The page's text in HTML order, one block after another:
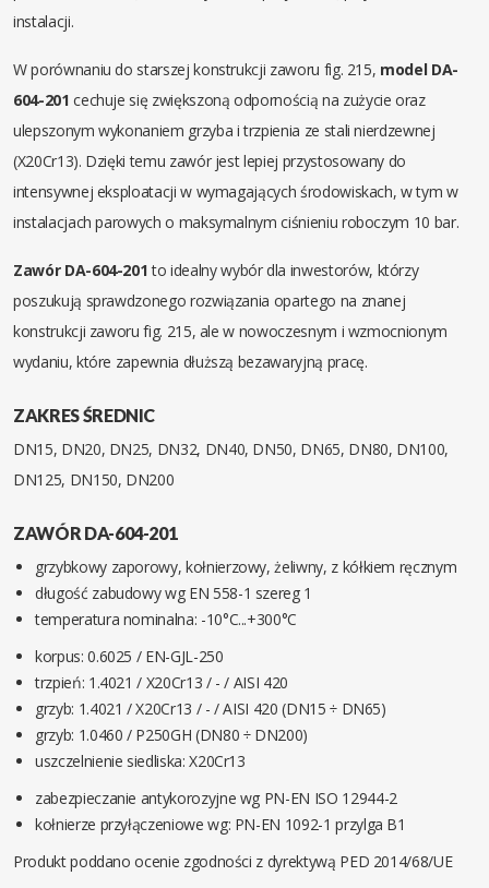
instalacji.
W porównaniu do starszej konstrukcji zaworu fig. 215, model DA-
604-201 cechuje się zwiększoną odpornością na zużycie oraz
ulepszonym wykonaniem grzyba i trzpienia ze stali nierdzewnej
(X20Cr13). Dzięki temu zawór jest lepiej przystosowany do
intensywnej eksploatacji w wymagających środowiskach, w tym w
instalacjach parowych o maksymalnym ciśnieniu roboczym 10 bar.
Zawór DA-604-201to idealny wybór dla inwestorów, którzy
poszukują sprawdzonego rozwiązania opartego na znanej
konstrukcji zaworu fig. 215, ale w nowoczesnym i wzmocnionym
wydaniu, które zapewnia dłuższą bezawaryjną pracę.
ZAKRES ŚREDNIC
DN15, DN20, DN25, DN32, DN40, DN50, DN65, DN80, DN100,
DN125, DN150, DN200
ZAWÓR DA-604-201
grzybkowy zaporowy, kołnierzowy, żeliwny, z kółkiem ręcznym
długość zabudowy wg EN 558-1 szereg 1
temperatura nominalna: -10°C...+300°C
korpus: 0.6025 / EN-GJL-250
trzpień: 1.4021 / X20Cr13 / - / AISI 420
grzyb: 1.4021 / X20Cr13 / - / AISI 420 (DN15 ÷ DN65)
grzyb: 1.0460 / P250GH (DN80 ÷ DN200)
uszczelnienie siedliska: X20Cr13
zabezpieczanie antykorozyjne wg PN-EN ISO 12944-2
kołnierze przyłączeniowe wg: PN-EN 1092-1 przylga B1
Produkt poddano ocenie zgodności z dyrektywą PED 2014/68/UE